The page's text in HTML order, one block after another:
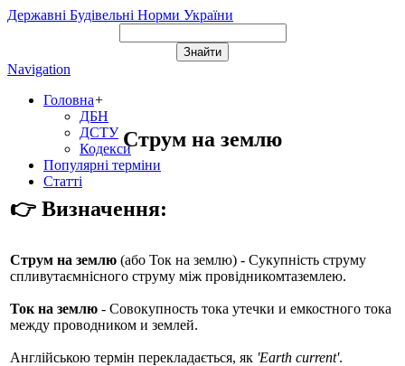
Державні Будівельні Норми України
Navigation
Головна+
ДБН
ДСТУ
Кодекси
Популярні терміни
Статті
Струм на землю
👉 Визначення:
Струм на землю (або Ток на землю) - Сукупність струму
спливутаємнісного струму між провідникомтаземлею.
Ток на землю - Совокупность тока утечки и емкостного тока
между проводником и землей.
Англійською термін перекладається, як 'Earth current'.